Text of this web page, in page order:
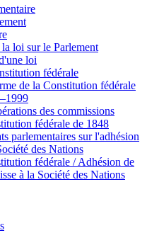
loi sur le Parlement
loi
fédérale
de la Constitution fédérale
des commissions
fédérale de 1848
parlementaires sur l'adhésion
des Nations
fédérale / Adhésion de
à la Société des Nations